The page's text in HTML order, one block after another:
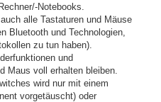
Notebooks.
alle Tastaturen und Mäuse
Bluetooth und Technologien,
zu tun haben).
und
Maus voll erhalten bleiben.
wird nur mit einem
vorgetäuscht) oder